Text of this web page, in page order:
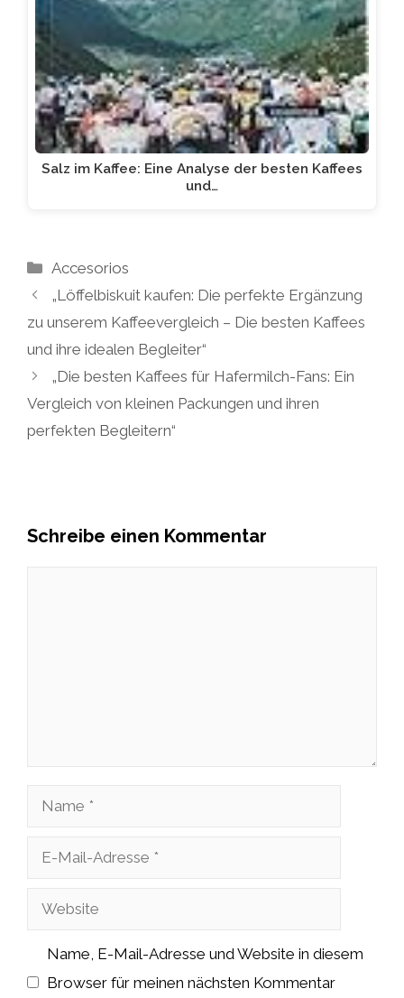
Salz im Kaffee: Eine Analyse der besten Kaffees
und…
Kategorien
Accesorios
„Löffelbiskuit kaufen: Die perfekte Ergänzung
zu unserem Kaffeevergleich – Die besten Kaffees
und ihre idealen Begleiter“
„Die besten Kaffees für Hafermilch-Fans: Ein
Vergleich von kleinen Packungen und ihren
perfekten Begleitern“
Schreibe einen Kommentar
Name
Adresse
Website
Name, E-Mail-Adresse und Website in diesem
Browser für meinen nächsten Kommentar